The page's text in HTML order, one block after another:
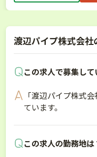
渡辺パイプ株式会
この求人で募集し
「渡辺パイプ株式
ています。
この求人の勤務地は